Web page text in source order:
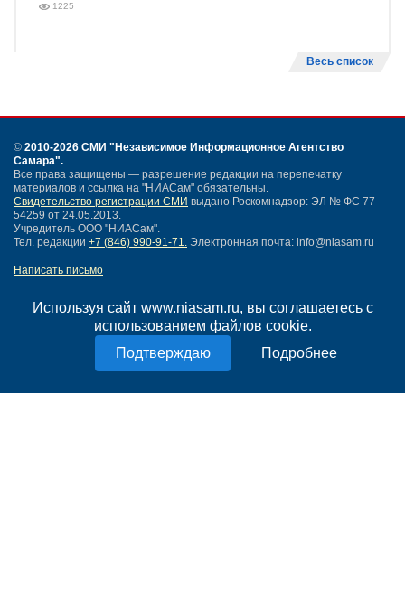
Используя сайт www.niasam.ru, вы соглашаетесь с
использованием файлов cookie.
Подробнее
1225
Весь список
© 2010-2026 СМИ "Независимое Информационное Агентство
Самара".
Все права защищены — разрешение редакции на перепечатку
материалов и ссылка на "НИАСам" обязательны.
Свидетельство регистрации СМИ выдано Роскомнадзор: ЭЛ № ФС 77 -
54259 от 24.05.2013.
Учредитель ООО "НИАСам".
Тел. редакции +7 (846) 990-91-71. Электронная почта: info@niasam.ru
Написать письмо
Нашли ошибку?
Политика конфиденциальности